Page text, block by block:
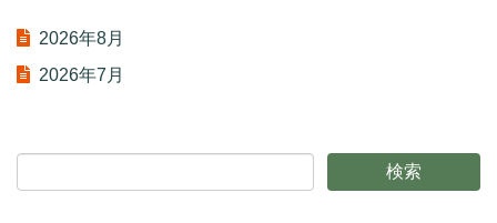
2026年8月
2026年7月